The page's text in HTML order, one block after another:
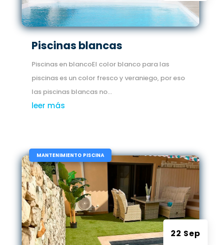
Piscinas blancas
Piscinas en blancoEl color blanco para las
piscinas es un color fresco y veraniego, por eso
las piscinas blancas no...
leer más
22 Sep
| MANTENIMIENTO PISCINA